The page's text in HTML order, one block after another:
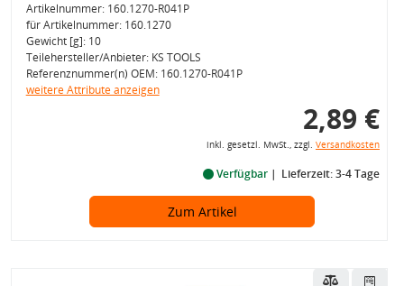
Artikelnummer: 160.1270-R041P
für Artikelnummer: 160.1270
Gewicht [g]: 10
Teilehersteller/Anbieter: KS TOOLS
Referenznummer(n) OEM: 160.1270-R041P
weitere Attribute anzeigen
2,89 €
inkl. gesetzl. MwSt., zzgl. Versandkosten
Verfügbar Lieferzeit: 3-4 Tage
Zum Artikel